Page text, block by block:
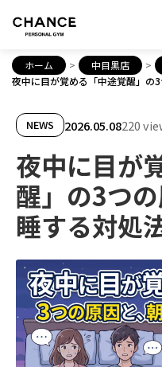
ホーム > 中目黒店 >
夜中に目が覚める「中途覚醒」の
NEWS 2026.05.08220
夜中に目が
醒」の3つ
睡する対処